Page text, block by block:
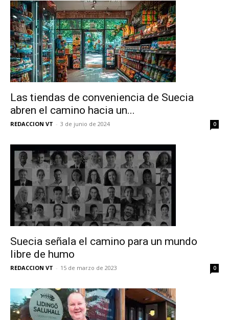
Las tiendas de conveniencia de Suecia
abren el camino hacia un...
REDACCION VT - 3 de junio de 2024 0
Suecia señala el camino para un mundo
libre de humo
REDACCION VT - 15 de marzo de 2023 0